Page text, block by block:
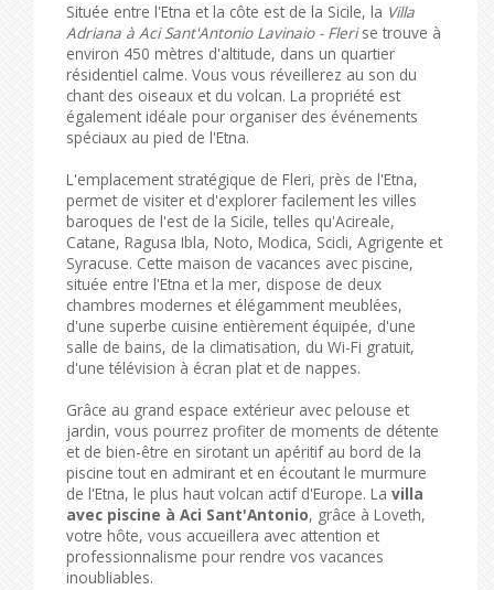
Située entre l'Etna et la côte est de la Sicile, la Villa
Adriana à Aci Sant'Antonio Lavinaio - Flerise trouve à
environ 450 mètres d'altitude, dans un quartier
résidentiel calme. Vous vous réveillerez au son du
chant des oiseaux et du volcan. La propriété est
également idéale pour organiser des événements
spéciaux au pied de l'Etna.
L'emplacement stratégique de Fleri, près de l'Etna,
permet de visiter et d'explorer facilement les villes
baroques de l'est de la Sicile, telles qu'Acireale,
Catane, Ragusa Ibla, Noto, Modica, Scicli, Agrigente et
Syracuse. Cette maison de vacances avec piscine,
située entre l'Etna et la mer, dispose de deux
chambres modernes et élégamment meublées,
d'une superbe cuisine entièrement équipée, d'une
salle de bains, de la climatisation, du Wi-Fi gratuit,
d'une télévision à écran plat et de nappes.
Grâce au grand espace extérieur avec pelouse et
jardin, vous pourrez profiter de moments de détente
et de bien-être en sirotant un apéritif au bord de la
piscine tout en admirant et en écoutant le murmure
de l'Etna, le plus haut volcan actif d'Europe. La villa
avec piscine à Aci Sant'Antonio, grâce à Loveth,
votre hôte, vous accueillera avec attention et
professionnalisme pour rendre vos vacances
inoubliables.